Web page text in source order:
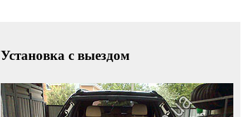
Установка с выездом